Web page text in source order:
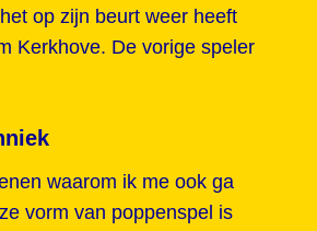
op zijn beurt weer heeft
Kerkhove. De vorige speler
waarom ik me ook ga
vorm van poppenspel is